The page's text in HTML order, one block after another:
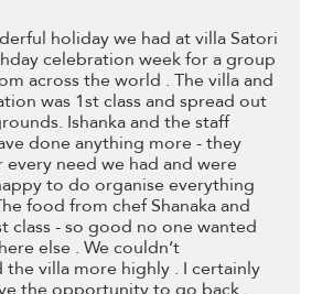
holiday we had at villa Satori
celebration week for a group
across the world . The villa and
was 1st class and spread out
Ishanka and the staff
done anything more - they
need we had and were
to do organise everything
food from chef Shanaka and
class - so good no one wanted
else . We couldn’t
the villa more highly . I certainly